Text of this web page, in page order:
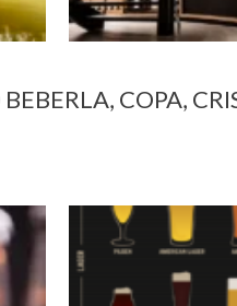
COPA,